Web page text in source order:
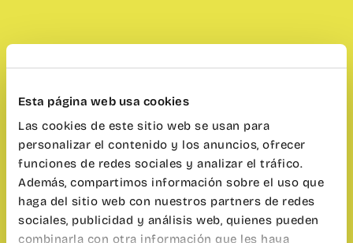
Esta página web usa cookies
Las cookies de este sitio web se usan para
personalizar el contenido y los anuncios, ofrecer
funciones de redes sociales y analizar el tráfico.
Además, compartimos información sobre el uso que
haga del sitio web con nuestros partners de redes
sociales, publicidad y análisis web, quienes pueden
combinarla con otra información que les haya
¡Aprende, practica y diviértete en diferentes
idiomas en wayCO Ruzafa!
– Dónde:wayCO Ruzafa, Cafetería.
– Cuándo:
miércoles 16 de noviembre a las
17:30h.
– Duración: 1 hora.
– Idioma:castellano, inglés, francés, italiano..